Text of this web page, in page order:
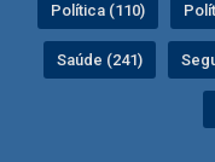
Política (110)
Saúde (241)